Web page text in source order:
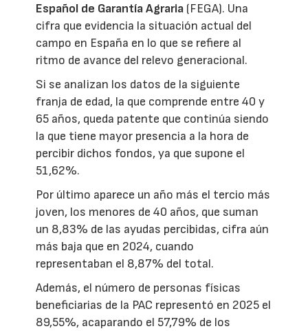
Español de Garantía Agraria (FEGA). Una
cifra que evidencia la situación actual del
campo en España en lo que se refiere al
ritmo de avance del relevo generacional.
Si se analizan los datos de la siguiente
franja de edad, la que comprende entre 40 y
65 años, queda patente que continúa siendo
la que tiene mayor presencia a la hora de
percibir dichos fondos, ya que supone el
51,62%.
Por último aparece un año más el tercio más
joven, los menores de 40 años, que suman
un 8,83% de las ayudas percibidas, cifra aún
más baja que en 2024, cuando
representaban el 8,87% del total.
Además, el número de personas físicas
beneficiarias de la PAC representó en 2025 el
89,55%, acaparando el 57,79% de los